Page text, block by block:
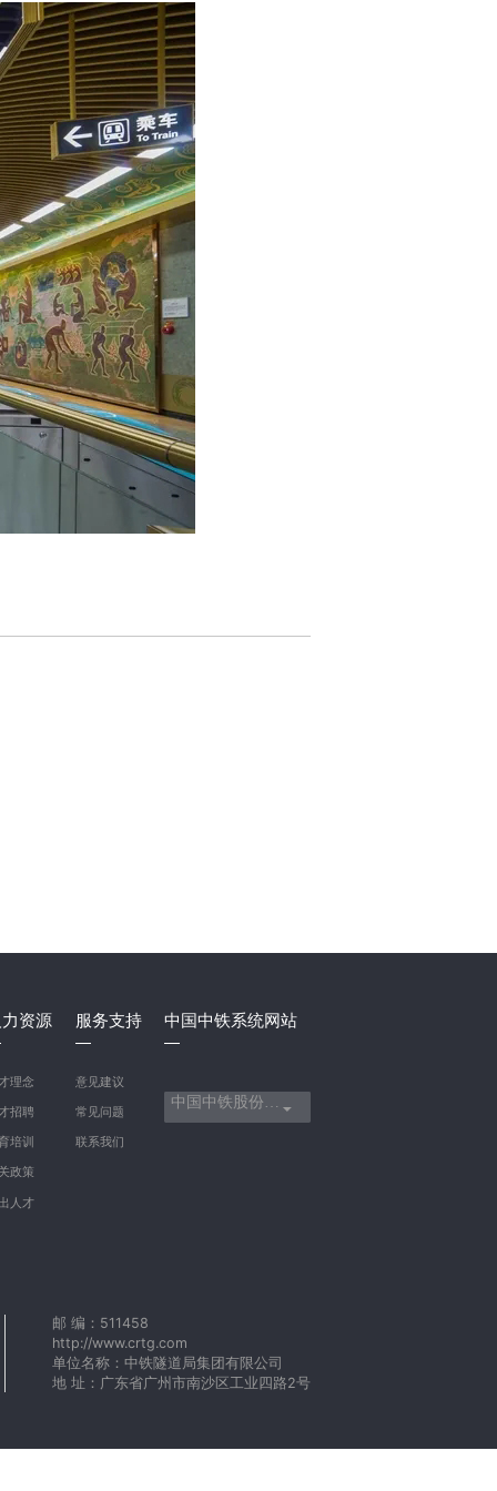
资源
理念
招聘
培训
政策
人才
服务支持
意见建议
常见问题
联系我们
中国中铁系统网站
中国中铁股份有限公司
邮 编：511458
http://www.crtg.com
单位名称：中铁隧道局集团有限公司
地 址：广东省广州市南沙区工业四路2号